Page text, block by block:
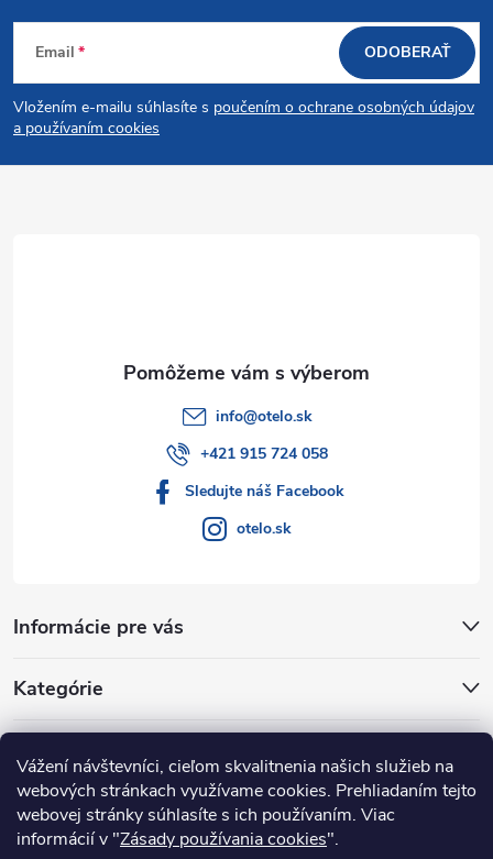
Vážení návštevníci, cieľom skvalitnenia našich služieb na
webových stránkach využívame cookies. Prehliadaním tejto
webovej stránky súhlasíte s ich používaním. Viac
informácií v "Zásady používania cookies".
Z
á
p
Email
Vložením e-mailu súhlasíte s poučením o ochrane osobných údajov
a používaním cookies
ODOBERAŤ
Informácie pre vás
Kategórie
info@otelo.sk
+421 915 724 058
Sledujte náš Facebook
otelo.sk